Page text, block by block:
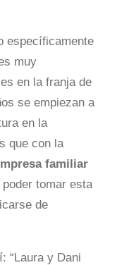
específicamente
muy
en la franja de
se empiezan a
en la
que con la
familiar
tomar esta
de
“Laura y Dani